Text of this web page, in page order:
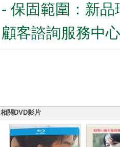
- 保固範圍：新品
顧客諮詢服務中
相關DVD影片